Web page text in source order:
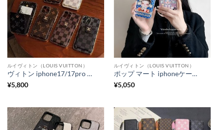
ルイヴィトン（LOUIS VUITTON）
ヴィトン iphone17/17pro ケース ショルダー iphone16/16pro/15pro/15plus ケース カート収納 iphone14/14promax ケース ペア 大人 ブランド iphone13/12 ケース おしゃれ 斜めがけ
¥5,800
ルイヴィトン（LOUIS VUITTON）
ポップ マート iphoneケース ヴィトン風 iphone15pro/15pro max ケース 大人 可愛い iphone14 ケース キャラクター iphone14pro/13promax ケース 人気 ブランド 女子
¥5,050